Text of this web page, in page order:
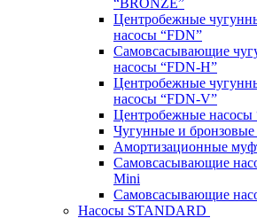
Центробежные
насосы “FDN”
Самовсасывающие
насосы “FDN-Н”
Центробежные
насосы “FDN-V”
Центробежные
Чугунные и
Амортизационные
Самовсасывающие
Mini
Самовсасывающие
Насосы STANDARD